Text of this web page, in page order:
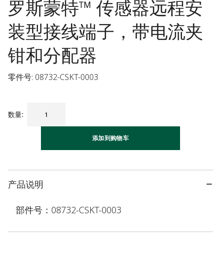
罗斯蒙特™ 传感器远程安
装型接线端子，带电流夹
钳和分配器
零件号: 08732-CSKT-0003
数量:
添加到购物车
产品说明
部件号：08732-CSKT-0003